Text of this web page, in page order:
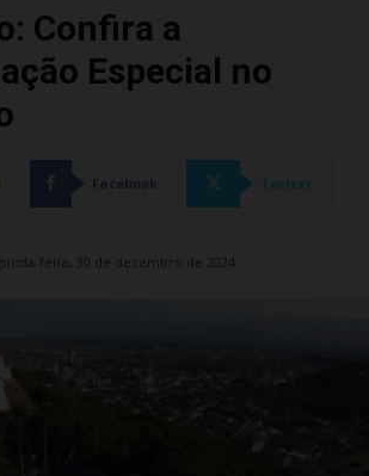
Confira a
Especial no
Facebook Twitter
feira, 30 de dezembro de 2024